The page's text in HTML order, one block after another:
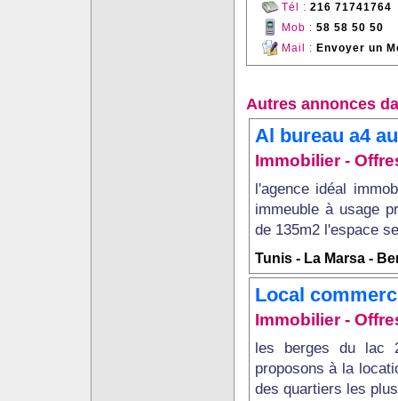
Tél : 216 71741764
Mob : 58 58 50 50
Mail : Envoyer un
Autres annonces
Al bureau a4
Immobilier -
l'agence idéal
immeuble à usage
de 135m2 l'espace
Tunis - La Marsa -
Local
Immobilier -
les berges du lac
proposons à la
des quartiers les